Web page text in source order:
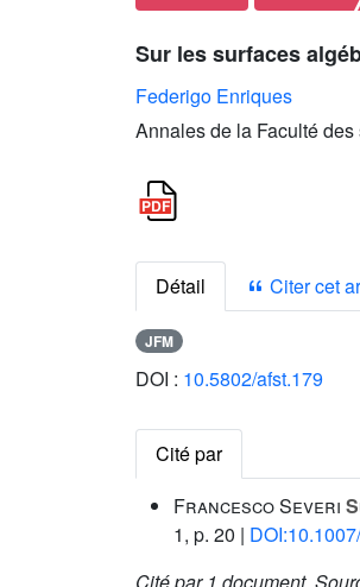
Sur les surfaces
Federigo Enriques
Annales de la Faculté
Détail Citer cet
JFM
DOI : 10.5802/afst.179
Cité par
Francesco Severi
1, p. 20 |